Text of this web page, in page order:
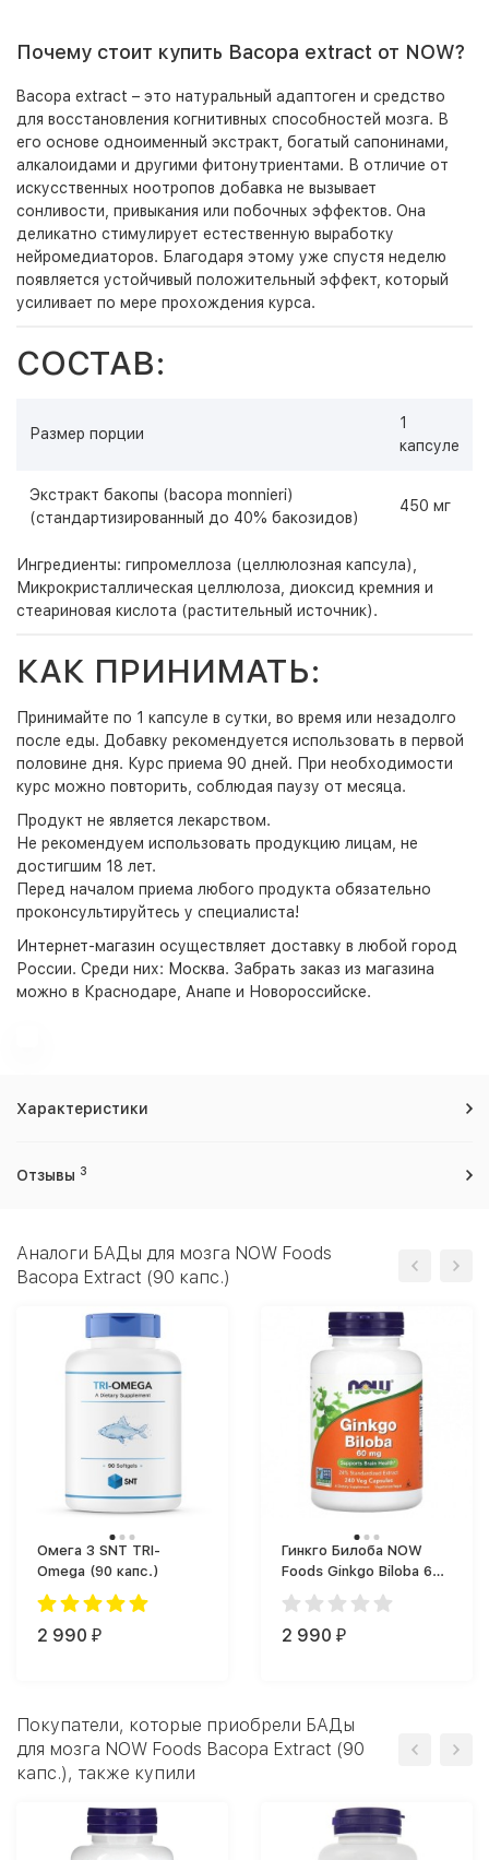
Почему стоит купить Bacopa extract от NOW?
Bacopa extract – это натуральный адаптоген и средство
для восстановления когнитивных способностей мозга. В
его основе одноименный экстракт, богатый сапонинами,
алкалоидами и другими фитонутриентами. В отличие от
искусственных ноотропов добавка не вызывает
сонливости, привыкания или побочных эффектов. Она
деликатно стимулирует естественную выработку
нейромедиаторов. Благодаря этому уже спустя неделю
появляется устойчивый положительный эффект, который
усиливает по мере прохождения курса.
СОСТАВ:
Размер порции
1
капсуле
Экстракт бакопы (bacopa monnieri)
(стандартизированный до 40% бакозидов)
450 мг
Ингредиенты: гипромеллоза (целлюлозная капсула),
Микрокристаллическая целлюлоза, диоксид кремния и
стеариновая кислота (растительный источник).
КАК ПРИНИМАТЬ:
Принимайте по 1 капсуле в сутки, во время или незадолго
после еды. Добавку рекомендуется использовать в первой
половине дня. Курс приема 90 дней. При необходимости
курс можно повторить, соблюдая паузу от месяца.
Продукт не является лекарством.
Не рекомендуем использовать продукцию лицам, не
достигшим 18 лет.
Перед началом приема любого продукта обязательно
проконсультируйтесь у специалиста!
Интернет-магазин осуществляет доставку в любой город
России. Среди них: Москва. Забрать заказ из магазина
можно в Краснодаре, Анапе и Новороссийске.
Характеристики
Отзывы 3
Аналоги БАДы для мозга NOW Foods
Bacopa Extract (90 капс.)
Омега 3 SNT TRI-
Omega (90 капс.)
2 990 ₽
Гинкго Билоба NOW
Foods Ginkgo Biloba 60
mg (240 капс.)
2 990 ₽
Покупатели, которые приобрели БАДы
для мозга NOW Foods Bacopa Extract (90
капс.), также купили